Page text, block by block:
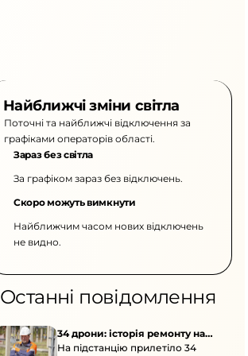
Найближчі зміни світла
Поточні та найближчі відключення за
графіками операторів області.
Зараз без світла
За графіком зараз без відключень.
Скоро можуть вимкнути
Найближчим часом нових відключень
не видно.
Останні повідомлення
34 дрони: історія ремонту на
підстанції
На підстанцію прилетіло 34